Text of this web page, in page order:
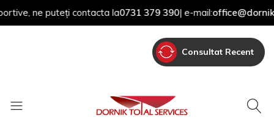
ne puteți contacta la 0731 379 390| e-mail:
Consultat Recent